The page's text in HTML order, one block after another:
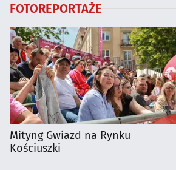
FOTOREPORTAŻE
Mityng Gwiazd na Rynku
Kościuszki